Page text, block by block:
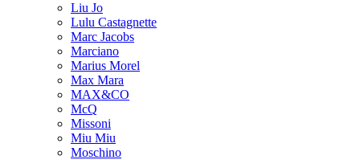
Liu Jo
Lulu Castagnette
Marc Jacobs
Marciano
Marius Morel
Max Mara
MAX&CO
McQ
Missoni
Miu Miu
Moschino